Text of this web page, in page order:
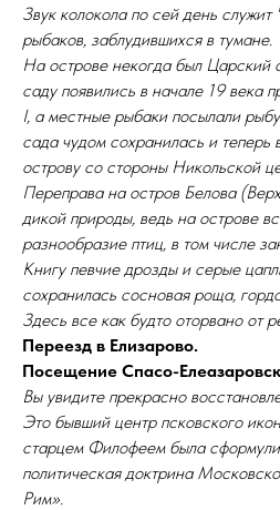
Звук колокола по сей день
рыбаков, заблудившихся в тумане.
На острове некогда был Царский
саду появились в начале 19 века
I, а местные рыбаки посылали
сада чудом сохранилась и теперь
острову со стороны Никольской
Переправа на остров Белова
дикой природы, ведь на острове
разнообразие птиц, в том числе
Книгу певчие дрозды и серые
сохранилась сосновая роща,
Здесь все как будто оторвано от
Переезд в Елизарово.
Посещение Спасо-
Вы увидите прекрасно
Это бывший центр псковского
старцем Филофеем была
политическая доктрина
Рим».